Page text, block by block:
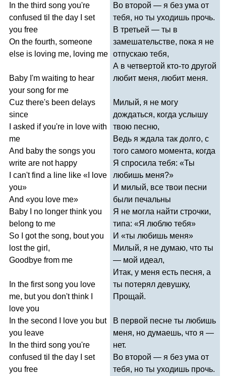
In the third song you're
confused til the day
set
you free
On the fourth, someone
else is loving me, loving me
Baby I'm waiting to hear
your song for me
Cuz there's been delays
since
asked if you're in love with
me
And baby the songs you
write are not happy
can't find a line like «
love
you»
And «you love me»
Baby
no longer think you
belong to me
So
got the song, bout you
lost the girl ,
Goodbye from me
In the first song you love
me, but you don't think
love you
In the second love you but
you leave
In the third song you're
confused til the day
set
you free
Во второй — я без ума от
тебя, но ты уходишь прочь.
В третьей — ты в
замешательстве, пока я не
отпускаю тебя,
А в четвертой кто-то другой
любит меня, любит меня.
Милый, я не могу
дождаться, когда услышу
твою песню,
Ведь я ждала так долго, с
того самого момента, когда
Я спросила тебя: «Ты
любишь меня?»
И милый, все твои песни
были печальны
Я не могла найти строчки,
типа: «Я люблю тебя»
И «ты любишь меня»
Милый, я не думаю, что ты
— мой идеал,
Итак, у меня есть песня, а
ты потерял девушку,
Прощай.
В первой песне ты любишь
меня, но думаешь, что я —
нет.
Во второй — я без ума от
тебя, но ты уходишь прочь.